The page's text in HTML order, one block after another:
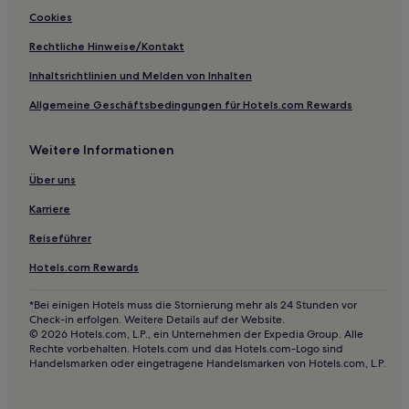
Hotels mit Fitnessbereich in Grindelwald
Haustierfreundliche in Grindelwald
Hotels mit inbegriffenem Frühstück in Grindelwald
Ski in Unterseen
Hotels mit Parkplatz in Interlaken
Familien in Interlaken
Ski in Interlaken
Haustierfreundliche in Interlaken
Familien in Spiez
Haustierfreundliche in Spiez
Günstige in Spiez
Interlaken: Hotels
Cookies
Rechtliche Hinweise/Kontakt
Inhaltsrichtlinien und Melden von Inhalten
Allgemeine Geschäftsbedingungen für Hotels.com Rewards
Weitere Informationen
Über uns
Karriere
Reiseführer
Hotels.com Rewards
*Bei einigen Hotels muss die Stornierung mehr als 24 Stunden vor
Check-in erfolgen. Weitere Details auf der Website.
© 2026 Hotels.com, L.P., ein Unternehmen der Expedia Group. Alle
Rechte vorbehalten. Hotels.com und das Hotels.com-Logo sind
Handelsmarken oder eingetragene Handelsmarken von Hotels.com, L.P.